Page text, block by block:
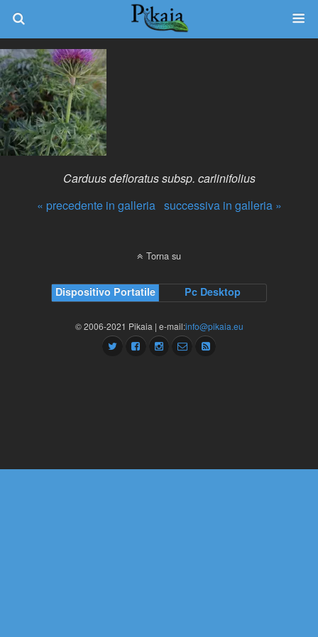
Carduus defloratus subsp. carlinifolius
« precedente in galleria successiva in galleria »
Torna su
Dispositivo Portatile Pc Desktop
© 2006-2021 Pikaia | e-mail:info@pikaia.eu